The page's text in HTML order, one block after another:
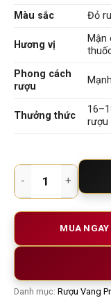
Màu sắc
Đỏ
Hương vị
Mận
Phong cách
rượu
Thưởng thức
rượu
Rượu vang Ý
MUA NGAY
Danh mục: Rượu Vang